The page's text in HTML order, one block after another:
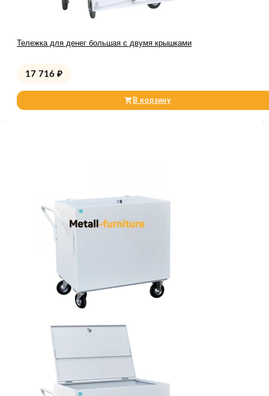
Тележка для денег большая с двумя крышками
17 716 ₽
В корзину